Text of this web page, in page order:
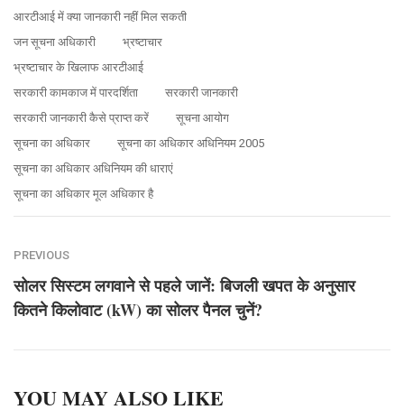
आरटीआई में क्या जानकारी नहीं मिल सकती
जन सूचना अधिकारी
भ्रष्टाचार
भ्रष्टाचार के खिलाफ आरटीआई
सरकारी कामकाज में पारदर्शिता
सरकारी जानकारी
सरकारी जानकारी कैसे प्राप्त करें
सूचना आयोग
सूचना का अधिकार
सूचना का अधिकार अधिनियम 2005
सूचना का अधिकार अधिनियम की धाराएं
सूचना का अधिकार मूल अधिकार है
PREVIOUS
सोलर सिस्टम लगवाने से पहले जानें: बिजली खपत के अनुसार
कितने किलोवाट (kW) का सोलर पैनल चुनें?
YOU MAY ALSO LIKE